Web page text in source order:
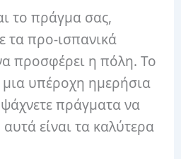
το πράγμα σας,
τα προ-ισπανικά
προσφέρει η πόλη. Το
υπέροχη ημερήσια
πράγματα να
είναι τα καλύτερα